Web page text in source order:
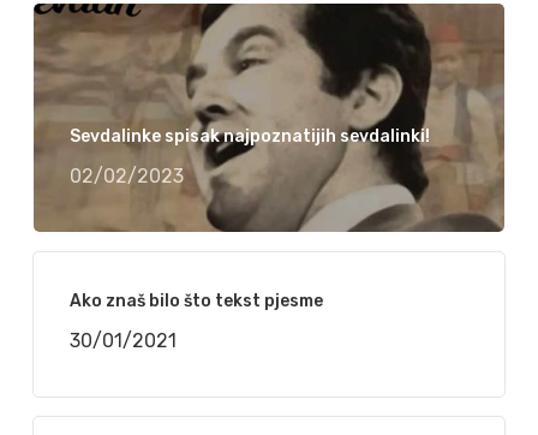
Sevdalinke spisak najpoznatijih sevdalinki!
02/02/2023
Ako znaš bilo što tekst pjesme
30/01/2021